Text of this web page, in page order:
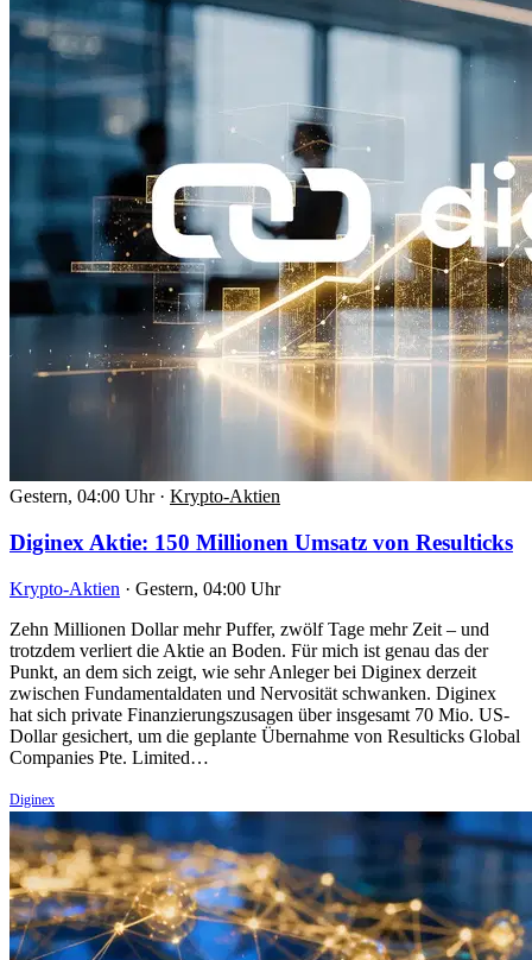
Gestern, 04:00 Uhr · Krypto-Aktien
Diginex Aktie: 150 Millionen Umsatz von Resulticks
Krypto-Aktien · Gestern, 04:00 Uhr
Zehn Millionen Dollar mehr Puffer, zwölf Tage mehr Zeit – und
trotzdem verliert die Aktie an Boden. Für mich ist genau das der
Punkt, an dem sich zeigt, wie sehr Anleger bei Diginex derzeit
zwischen Fundamentaldaten und Nervosität schwanken. Diginex
hat sich private Finanzierungszusagen über insgesamt 70 Mio. US-
Dollar gesichert, um die geplante Übernahme von Resulticks Global
Companies Pte. Limited…
Diginex